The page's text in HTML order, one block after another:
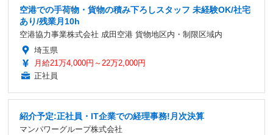
空港での手荷物・貨物の積み下ろしスタッフ 未経験OK/社宅
あり/残業月10h
空港協力事業株式会社 成田空港 貨物地区内・制限区域内
埼玉県
月給21万4,000円～22万2,000円
正社員
紹介予定:正社員・IT企業での経理事務!月次決算
マンパワーグループ株式会社